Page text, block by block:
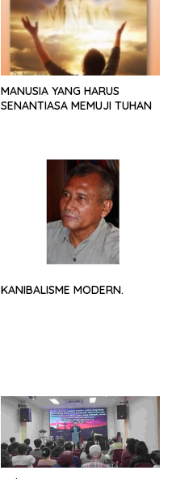
MANUSIA YANG HARUS
SENANTIASA MEMUJI TUHAN
KANIBALISME MODERN.